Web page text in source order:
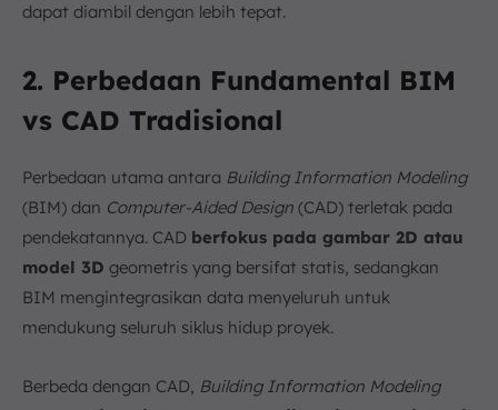
dapat diambil dengan lebih tepat.
2. Perbedaan Fundamental BIM
vs CAD Tradisional
Perbedaan utama antara Building Information Modeling
(BIM) dan Computer-Aided Design (CAD) terletak pada
pendekatannya. CAD berfokus pada gambar 2D atau
model 3D geometris yang bersifat statis, sedangkan
BIM mengintegrasikan data menyeluruh untuk
mendukung seluruh siklus hidup proyek.
Berbeda dengan CAD, Building Information Modeling